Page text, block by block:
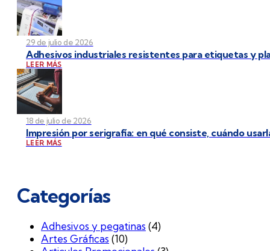
29 de julio de 2026
Adhesivos industriales resistentes para etiquetas y
LEER MÁS
18 de julio de 2026
Impresión por serigrafía: en qué consiste, cuándo
LEER MÁS
Categorías
Adhesivos y pegatinas (4)
Artes Gráficas (10)